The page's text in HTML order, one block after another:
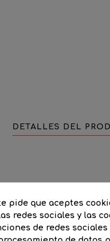
DETALLES DEL
pide que aceptes
redes sociales y las
de redes